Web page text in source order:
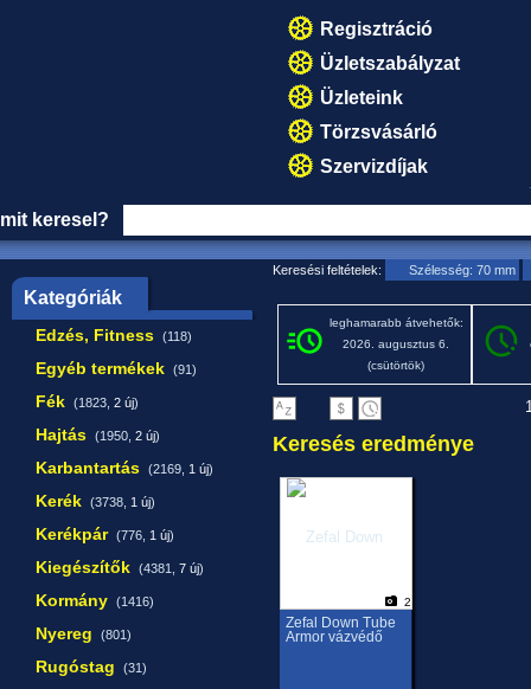
Regisztráció
Üzletszabályzat
Üzleteink
Törzsvásárló
Szervizdíjak
mit keresel?
Kategóriák
Edzés, Fitness (118)
Egyéb termékek (91)
Fék (1823, 2 új)
Hajtás (1950, 2 új)
Karbantartás (2169, 1 új)
Kerék (3738, 1 új)
Kerékpár (776, 1 új)
Kiegészítők (4381, 7 új)
Kormány (1416)
Nyereg (801)
Rugóstag (31)
Keresési feltételek: Szélesség: 70 mm
leghamarabb átvehetők:
2026. augusztus 6.
(csütörtök)
Keresés eredménye
2
Zefal Down Tube
Armor vázvédő